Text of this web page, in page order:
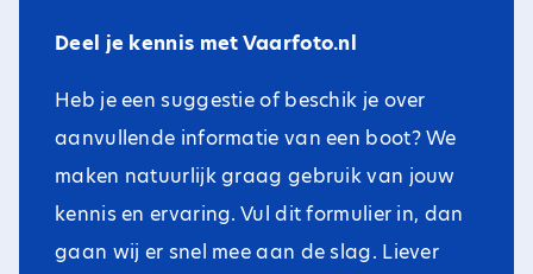
Deel je kennis met Vaarfoto.nl
Heb je een suggestie of beschik je over
aanvullende informatie van een boot? We
maken natuurlijk graag gebruik van jouw
kennis en ervaring. Vul dit formulier in, dan
gaan wij er snel mee aan de slag. Liever